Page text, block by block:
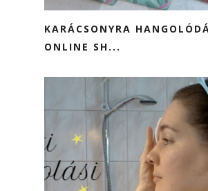
KARÁCSONYRA
ONLINE SH...